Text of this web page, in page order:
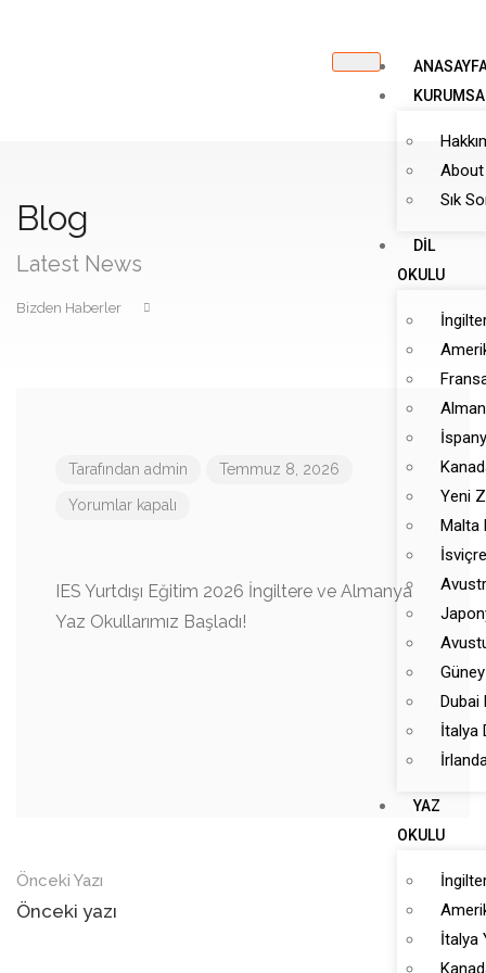
About
Sık
DIL
OKULU
Yeni
Malta
Dubai
İtalya
YAZ
OKULU
İtalya
Blog
Latest News
Bizden Haberler
Tarafından admin Temmuz 8, 2026
Yorumlar kapalı
IES Yurtdışı Eğitim 2026 İngiltere ve Almanya
Yaz Okullarımız Başladı!
Önceki Yazı
Önceki yazı